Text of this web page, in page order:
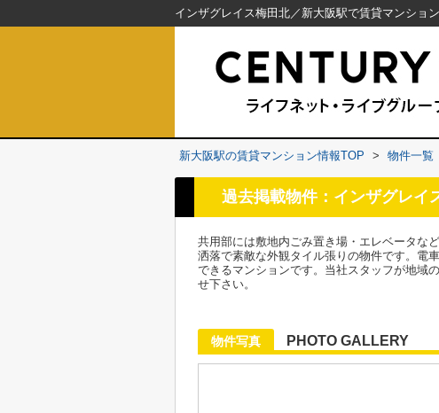
新大阪駅の賃貸マンション情報TOP > 物件一覧
過去掲載物件：インザグレイ
共用部には敷地内ごみ置き場・エレベータな
洒落で素敵な外観タイル張りの物件です。電
できるマンションです。当社スタッフが地域
せ下さい。
物件写真 PHOTO GALLERY